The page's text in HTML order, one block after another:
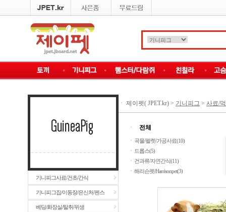
기니피그사료/건초/간식
기니피그집/이동장/은신처/펜스
베딩/화장실/탈취/위생
ㆍ 제이펫( JPET.kr) > 기니피그 > 사료/
ㆍ
전체
ㆍ 곡물/펠렛/가공사료(10)
ㆍ 드롭스(5)
ㆍ 건과류/자연간식(11)
ㆍ 해리슨펫/Harrisonpet(3)